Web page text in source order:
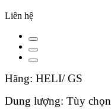
Liên hệ
Hãng: HELI/ GS
Dung lượng: Tùy chọn